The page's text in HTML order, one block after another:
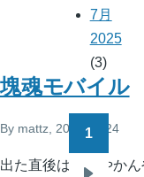
塊魂モバイル
By mattz , 2009/02/24
出た直後はなんやか
7月
2025
(3)
ー
1